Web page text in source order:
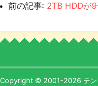
前の記事: 2TB HDDが
Copyright © 2001-2026 テン